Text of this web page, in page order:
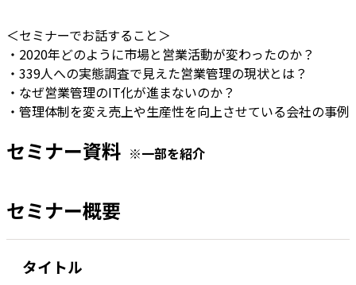
＜セミナーでお話すること＞
・2020年どのように市場と営業活動が変わったのか？
・339人への実態調査で見えた営業管理の現状とは？
・なぜ営業管理のIT化が進まないのか？
・管理体制を変え売上や生産性を向上させている会社の事例
セミナー資料 ※一部を紹介
セミナー概要
タイトル